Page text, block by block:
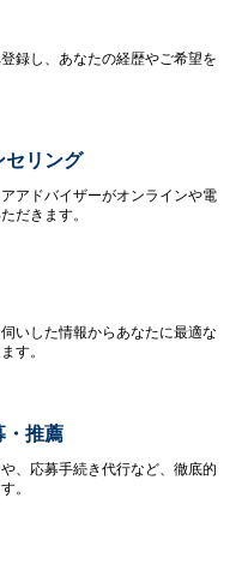
録し、あなたの経歴やご希望を
セリング
アドバイザーがオンラインや電
だきます。
いした情報からあなたに最適な
す。
・推薦
、応募手続き代行など、徹底的
。